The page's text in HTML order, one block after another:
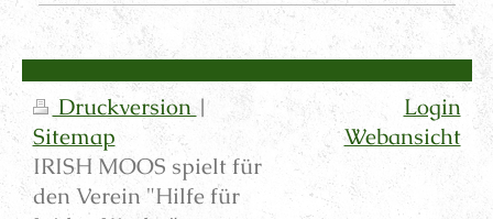
Druckversion |
Sitemap
IRISH MOOS spielt für
den Verein "Hilfe für
Login
Webansicht